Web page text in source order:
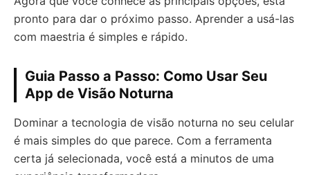
pronto para dar o próximo passo. Aprender a usá-las
com maestria é simples e rápido.
Guia Passo a Passo: Como Usar Seu
App de Visão Noturna
Dominar a tecnologia de visão noturna no seu celular
é mais simples do que parece. Com a ferramenta
certa já selecionada, você está a minutos de uma